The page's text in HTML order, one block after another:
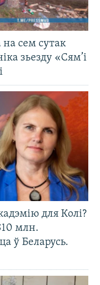
на сем сутак
зьезду «Сям’і
для Колі?
млн.
ў Беларусь.